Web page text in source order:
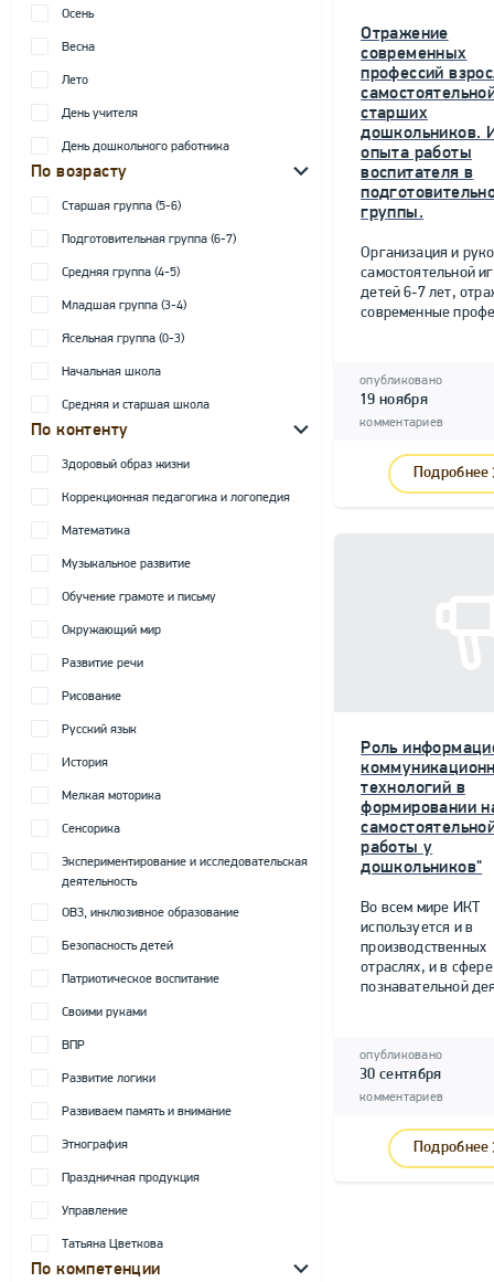
Осень
Весна
Лето
День учителя
День дошкольного работника
По возрасту
Старшая группа (5-6)
Подготовительная группа (6-7)
Средняя группа (4-5)
Младшая группа (3-4)
Ясельная группа (0-3)
Начальная школа
Средняя и старшая школа
По контенту
Здоровый образ жизни
Коррекционная педагогика и логопедия
Математика
Музыкальное развитие
Обучение грамоте и письму
Окружающий мир
Развитие речи
Рисование
Русский язык
История
Мелкая моторика
Сенсорика
Экспериментирование и исследовательская
деятельность
ОВЗ, инклюзивное образование
Безопасность детей
Патриотическое воспитание
Своими руками
ВПР
Развитие логики
Развиваем память и внимание
Этнография
Праздничная продукция
Управление
Татьяна Цветкова
По компетенции
Отражение
современных
профессий
старших
дошкольников.
опыта работы
воспитателя в
группы.
Организация и
самостоятельной
детей 6-7 лет,
современные
опубликовано
19 ноября
комментариев
Подробнее
Роль
технологий в
формировании
работы у
дошкольников"
Во всем мире ИКТ
используется и в
производственных
отраслях, и в сфере
познавательной
опубликовано
30 сентября
комментариев
Подробнее